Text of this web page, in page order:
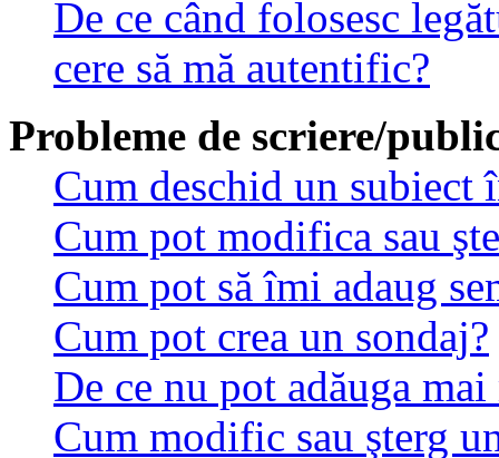
De ce când folosesc
cere să mă autentific?
Probleme de scriere/
Cum deschid un subiect
Cum pot modifica sau
Cum pot să îmi adaug
Cum pot crea un sondaj?
De ce nu pot adăuga
Cum modific sau şterg